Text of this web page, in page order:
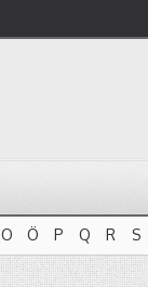
O Ö P Q R S
O Ö P Q R S